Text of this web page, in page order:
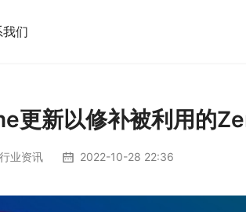
们
更新以修补被利用的
行业资讯 2022-10-28 22:36